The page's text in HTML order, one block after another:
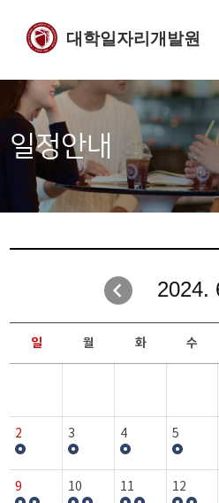
대학일자리개발원
일정안내
2024.
일 월 화 수
2 3 4 5
9 10 11 12